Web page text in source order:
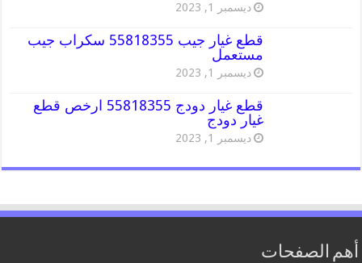
ديسمبر 1, 2023
قطع غيار جيب 55818355 سكراب جيب
مستعمل
ديسمبر 1, 2023
قطع غيار دودج 55818355 ارخص قطع
غيار دودج
ديسمبر 1, 2023
أهم الصفحات